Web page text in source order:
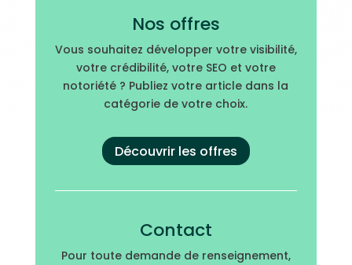
Nos offres
Vous souhaitez développer votre visibilité,
votre crédibilité, votre SEO et votre
notoriété ? Publiez votre article dans la
catégorie de votre choix.
Découvrir les offres
Contact
Pour toute demande de renseignement,